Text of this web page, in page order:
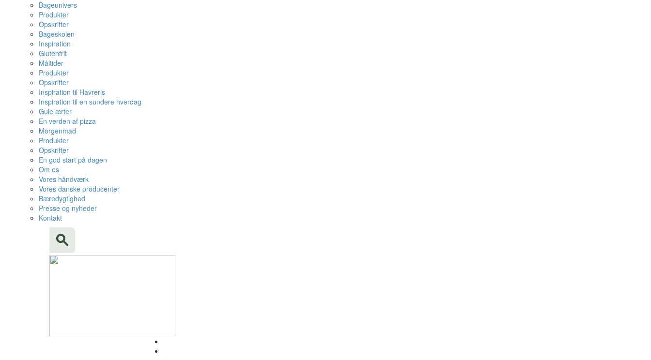
Bageunivers
Produkter
Opskrifter
Bageskolen
Inspiration
Glutenfrit
Måltider
Produkter
Opskrifter
Inspiration til Havreris
Inspiration til en sundere hverdag
Gule ærter
En verden af pizza
Morgenmad
Produkter
Opskrifter
En god start på dagen
Om os
Vores håndværk
Vores danske producenter
Bæredygtighed
Presse og nyheder
Kontakt